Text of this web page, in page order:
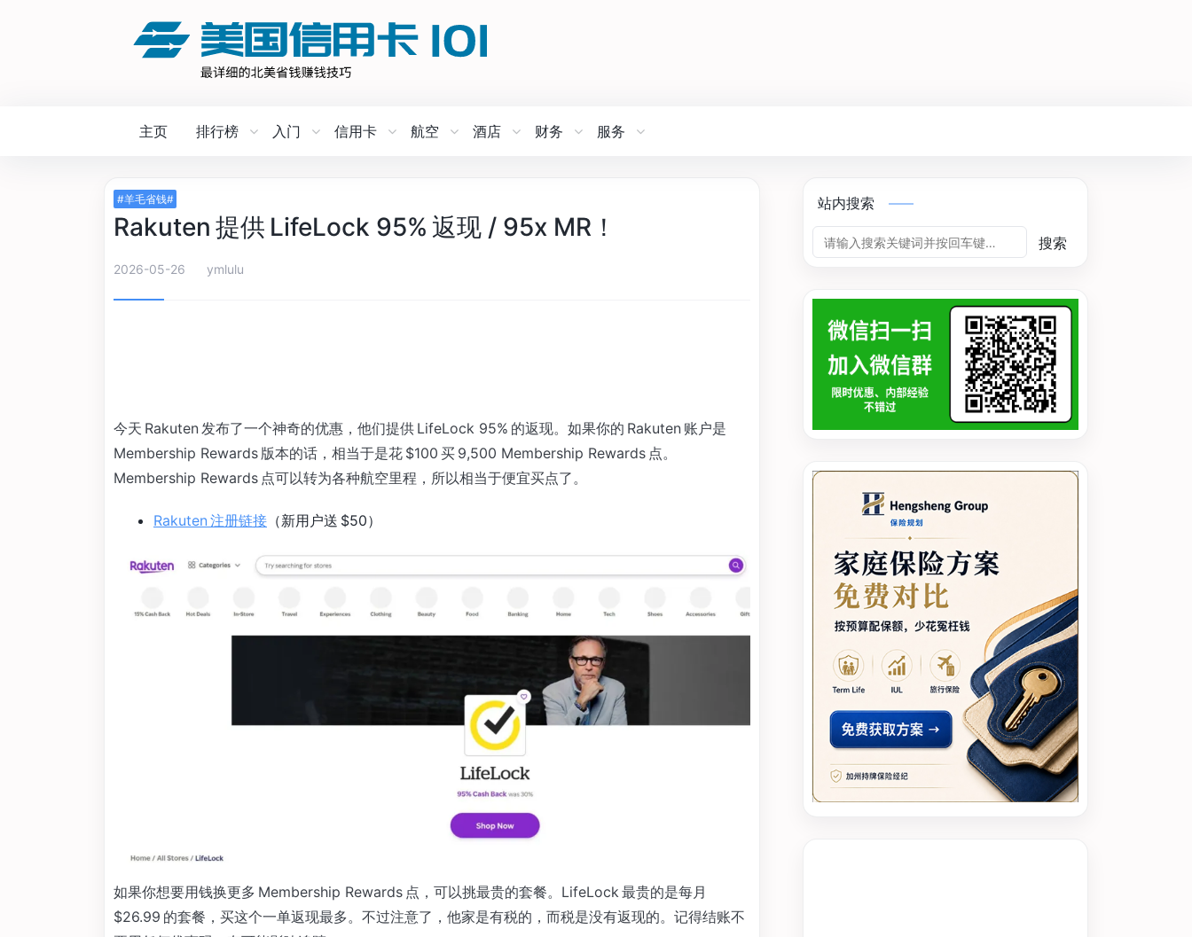
主页 排行榜 入门 信用卡 航空 酒店 财务 服务
#羊毛省钱#
Rakuten 提供 LifeLock 95% 返现 / 95x MR！
2026-05-26 ymlulu
今天 Rakuten 发布了一个神奇的优惠，他们提供 LifeLock 95% 的返现。如果你的 Rakuten 账户是
Membership Rewards 版本的话，相当于是花 $100 买 9,500 Membership Rewards 点。
Membership Rewards 点可以转为各种航空里程，所以相当于便宜买点了。
Rakuten 注册链接 （新用户送 $50）
如果你想要用钱换更多 Membership Rewards 点，可以挑最贵的套餐。LifeLock 最贵的是每月
$26.99 的套餐，买这个一单返现最多。不过注意了，他家是有税的，而税是没有返现的。记得结账不
站内搜索
搜索